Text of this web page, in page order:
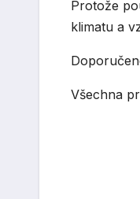
Protože
klimatu a
Všechna